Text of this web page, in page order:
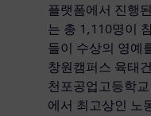
플랫폼에서 진행
는 총 1,110명이
들이 수상의 영예
창원캠퍼스 육태
천포공업고등학
에서 최고상인 노